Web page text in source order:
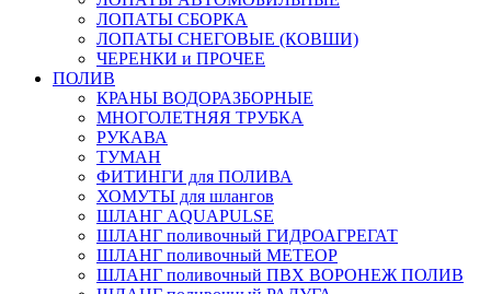
ЛОПАТЫ СБОРКА
ЛОПАТЫ СНЕГОВЫЕ (КОВШИ)
ЧЕРЕНКИ и ПРОЧЕЕ
ПОЛИВ
КРАНЫ ВОДОРАЗБОРНЫЕ
МНОГОЛЕТНЯЯ ТРУБКА
РУКАВА
ТУМАН
ФИТИНГИ для ПОЛИВА
ХОМУТЫ для шлангов
ШЛАНГ AQUAPULSE
ШЛАНГ поливочный ГИДРОАГРЕГАТ
ШЛАНГ поливочный МЕТЕОР
ШЛАНГ поливочный ПВХ ВОРОНЕЖ ПОЛИВ